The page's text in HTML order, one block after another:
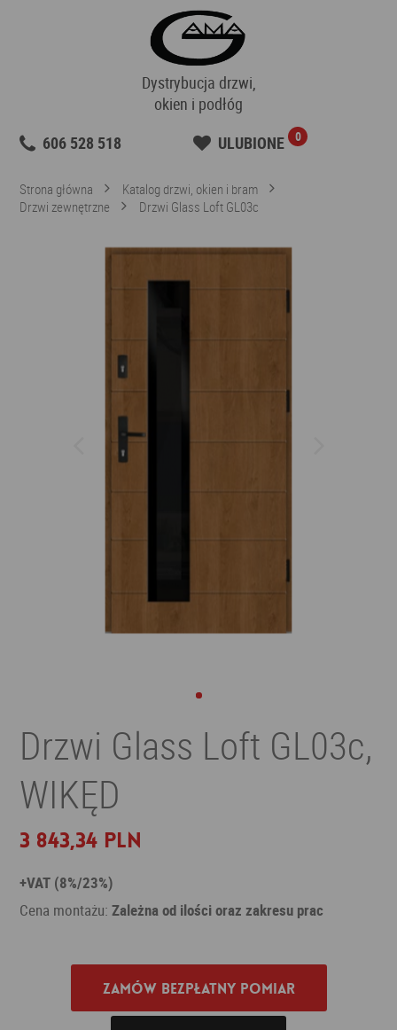
Dystrybucja drzwi,
okien i podłóg
606 528 518
ULUBIONE 0
Strona główna
Katalog drzwi, okien i bram
Drzwi zewnętrzne
Drzwi Glass Loft GL03c
Drzwi Glass Loft GL03c,
WIKĘD
3 843,34 PLN
+VAT (8%/23%)
Cena montażu:Zależna od ilości oraz zakresu prac
Zamów bezpłatny pomiar